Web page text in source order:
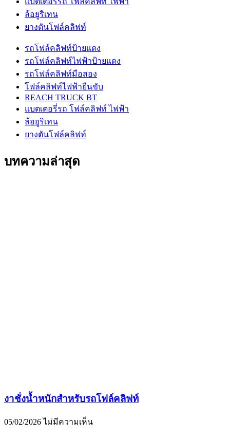
ล้อยูริเทน
ยางตันโฟล์คลิฟท์
รถโฟล์คลิฟท์ป้ายแดง
รถโฟล์คลิฟท์ไฟฟ้าป้ายแดง
รถโฟล์คลิฟท์มือสอง
โฟล์คลิฟท์ไฟฟ้ายืนขับ
REACH TRUCK BT
แบตเตอรี่รถ โฟล์คลิฟท์ ไฟฟ้า
ล้อยูริเทน
ยางตันโฟล์คลิฟท์
บทความล่าสุด
งาชั่งน้ำหนักสำหรับรถโฟล์คลิฟท์
05/02/2026ไม่มีความเห็น